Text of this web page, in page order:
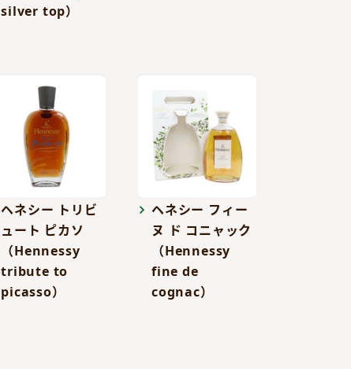
silver top）
ヘネシー トリビ
ュート ピカソ
（Hennessy
tribute to
picasso）
ヘネシー フィー
ヌ ド コニャック
（Hennessy
fine de
cognac）